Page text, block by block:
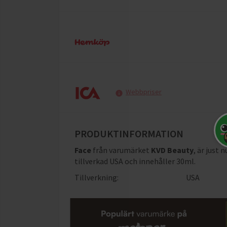
Webbpriser
PRODUKTINFORMATION
Face från varumärket KVD Beauty, är just
tillverkad USA och innehåller 30ml.
Tillverkning:
USA